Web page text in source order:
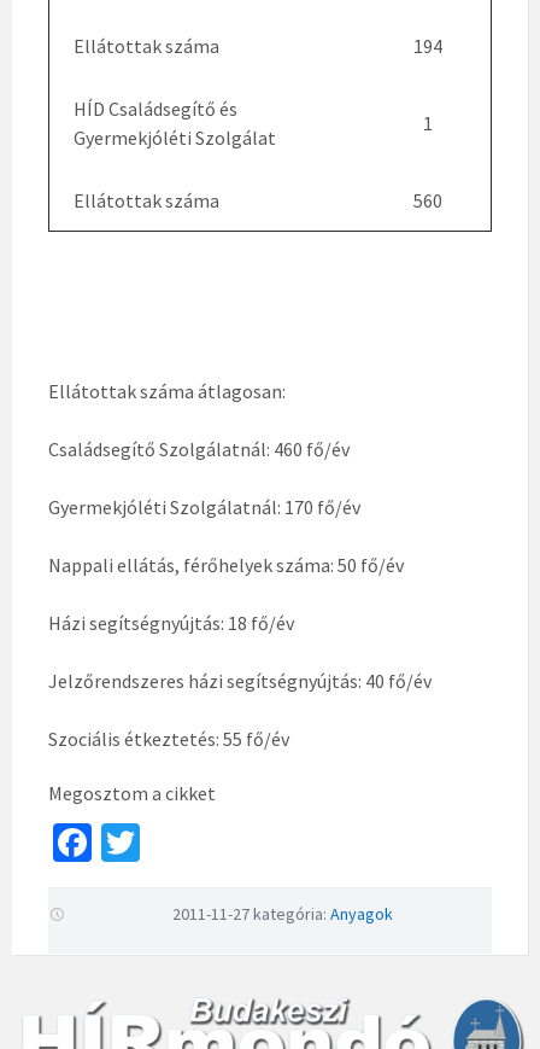
Ellátottak száma 194
HÍD Családsegítő és
Gyermekjóléti Szolgálat
1
Ellátottak száma 560
Ellátottak száma átlagosan:
Családsegítő Szolgálatnál: 460 fő/év
Gyermekjóléti Szolgálatnál: 170 fő/év
Nappali ellátás, férőhelyek száma: 50 fő/év
Házi segítségnyújtás: 18 fő/év
Jelzőrendszeres házi segítségnyújtás: 40 fő/év
Szociális étkeztetés: 55 fő/év
Megosztom a cikket
Fa
o
o
er
2011-11-27kategória: Anyagok